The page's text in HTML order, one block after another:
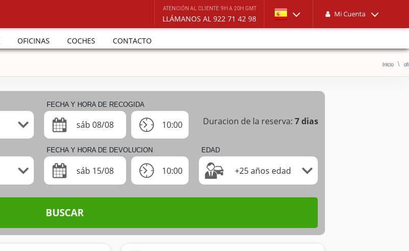
ATENCIÓN AL CLIENTE: 9H A 20H GMT
LLÁMANOS AL 922 71 42 98 Mi Cuenta
OFICINAS COCHES CONTACTO
Inicio
FECHA Y HORA DE RECOGIDA
sáb 08/08 10:00 Duracion de la reserva: 7 dias
FECHA Y HORA DE DEVOLUCION
sáb 15/08 10:00
EDAD
+25 años edad
BUSCAR